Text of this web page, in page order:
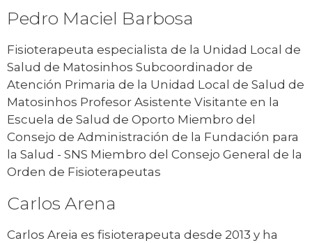
Pedro Maciel Barbosa
Fisioterapeuta especialista de la Unidad Local de
Salud de Matosinhos Subcoordinador de
Atención Primaria de la Unidad Local de Salud de
Matosinhos Profesor Asistente Visitante en la
Escuela de Salud de Oporto Miembro del
Consejo de Administración de la Fundación para
la Salud - SNS Miembro del Consejo General de la
Orden de Fisioterapeutas
Carlos Arena
Carlos Areia es fisioterapeuta desde 2013 y ha